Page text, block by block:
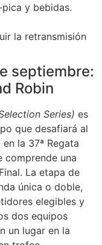
y bebidas.
la retransmisión
septiembre:
Robin
Series) es
que desafiará al
la 37ª Regata
comprende una
La etapa de
única o doble,
elegibles y
dos equipos
un lugar en la